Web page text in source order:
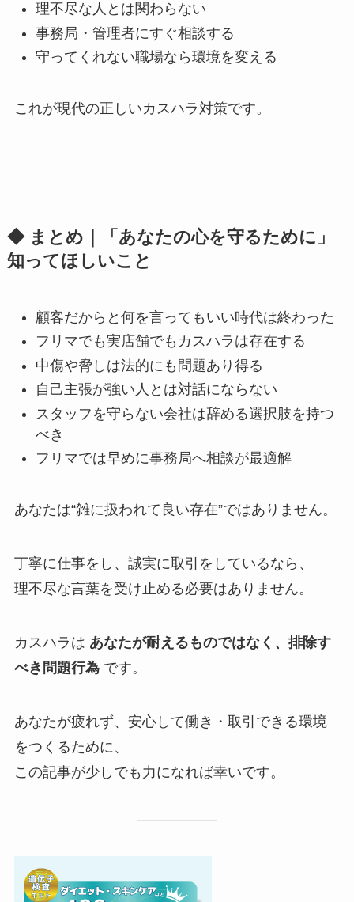
理不尽な人とは関わらない
事務局・管理者にすぐ相談する
守ってくれない職場なら環境を変える
これが現代の正しいカスハラ対策です。
◆ まとめ｜「あなたの心を守るために」
知ってほしいこと
顧客だからと何を言ってもいい時代は終わった
フリマでも実店舗でもカスハラは存在する
中傷や脅しは法的にも問題あり得る
自己主張が強い人とは対話にならない
スタッフを守らない会社は辞める選択肢を持つ
べき
フリマでは早めに事務局へ相談が最適解
あなたは“雑に扱われて良い存在”ではありません。
丁寧に仕事をし、誠実に取引をしているなら、
理不尽な言葉を受け止める必要はありません。
カスハラは あなたが耐えるものではなく、排除す
べき問題行為です。
あなたが疲れず、安心して働き・取引できる環境
をつくるために、
この記事が少しでも力になれば幸いです。